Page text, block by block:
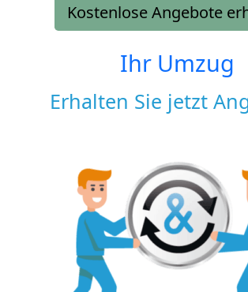
Kostenlose Angebote
Ihr Umzug
Erhalten Sie jetzt